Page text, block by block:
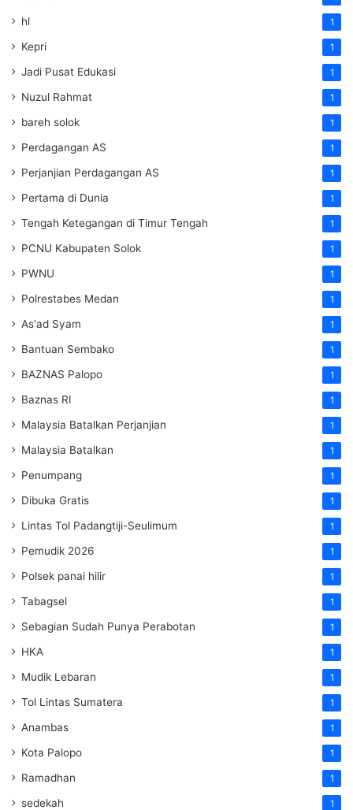
hl 1
Kepri 1
Jadi Pusat Edukasi 1
Nuzul Rahmat 1
bareh solok 1
Perdagangan AS 1
Perjanjian Perdagangan AS 1
Pertama di Dunia 1
Tengah Ketegangan di Timur Tengah 1
PCNU Kabupaten Solok 1
PWNU 1
Polrestabes Medan 1
As'ad Syam 1
Bantuan Sembako 1
BAZNAS Palopo 1
Baznas RI 1
Malaysia Batalkan Perjanjian 1
Malaysia Batalkan 1
Penumpang 1
Dibuka Gratis 1
Lintas Tol Padangtiji-Seulimum 1
Pemudik 2026 1
Polsek panai hilir 1
Tabagsel 1
Sebagian Sudah Punya Perabotan 1
HKA 1
Mudik Lebaran 1
Tol Lintas Sumatera 1
Anambas 1
Kota Palopo 1
Ramadhan 1
sedekah 1